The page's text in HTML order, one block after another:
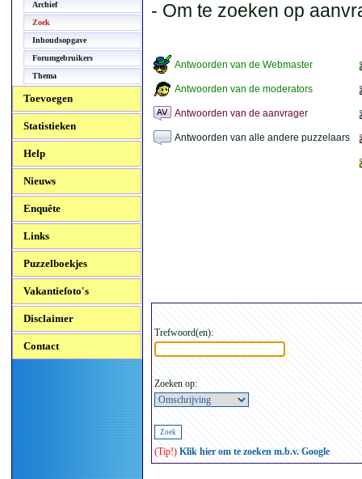
Archief
Zoek
Inhoudsopgave
Forumgebruikers
Thema
Toevoegen
Statistieken
Help
Nieuws
Enquête
Links
Puzzelboekjes
Vakantiefoto's
Disclaimer
Contact
- Om te zoeken op
Antwoorden van de Webmaster
Antwoorden van de moderators
Antwoorden van de aanvrager
Antwoorden van alle andere puzzelaars
Trefwoord(en):
Zoeken op:
(Tip!) Klik hier om te zoeken m.b.v. Google